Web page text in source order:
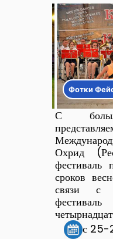
Фотки
С
Охрид
фестиваль
сроков
связи с
с 25-